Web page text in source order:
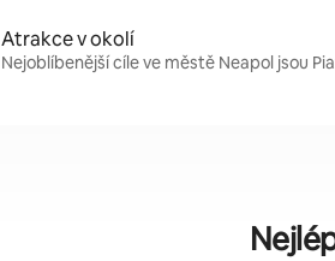
Atrakce v okolí
Nejoblíbenější cíle ve městě Neapol jsou